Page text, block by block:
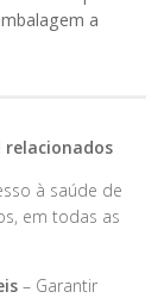
a
à saúde de
em todas as
– Garantir